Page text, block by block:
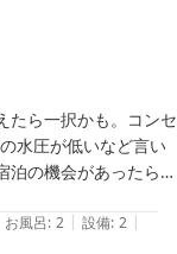
たら一択かも。コンセ
水圧が低いなど言い
泊の機会があったらき
風呂: 2 | 設備: 2 |